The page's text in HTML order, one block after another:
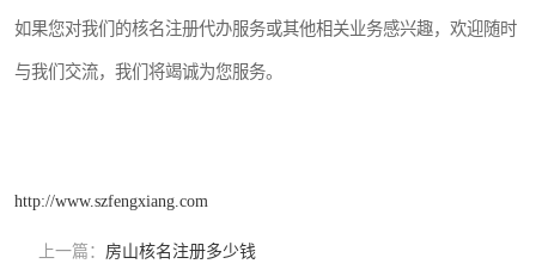
如果您对我们的核名注册代办服务或其他相关业务感兴趣，欢迎随时
与我们交流，我们将竭诚为您服务。
http://www.szfengxiang.com
上一篇： 房山核名注册多少钱